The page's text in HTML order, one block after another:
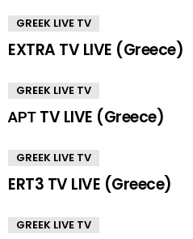
GREEK LIVE TV
EXTRA TV LIVE (Greece)
GREEK LIVE TV
ΑΡΤ TV LIVE (Greece)
GREEK LIVE TV
ERT3 TV LIVE (Greece)
GREEK LIVE TV